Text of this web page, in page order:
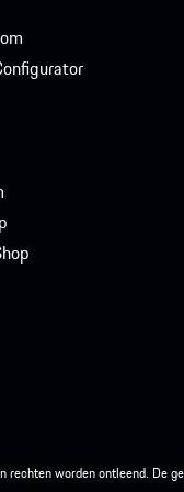
rechten worden ontleend. De